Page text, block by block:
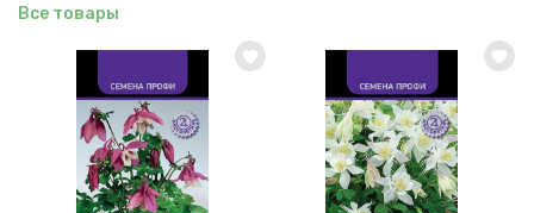
Все товары